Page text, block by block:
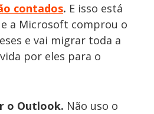
contados. E isso está
a Microsoft comprou o
e vai migrar toda a
por eles para o
o Outlook. Não uso o